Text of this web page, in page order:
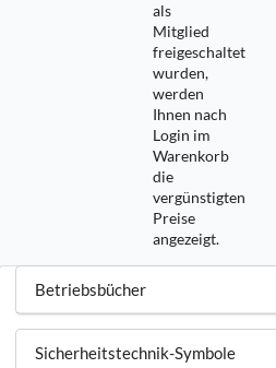
als
Mitglied
freigeschaltet
wurden,
werden
Ihnen nach
Login im
Warenkorb
die
vergünstigten
Preise
angezeigt.
Betriebsbücher
Sicherheitstechnik-Symbole